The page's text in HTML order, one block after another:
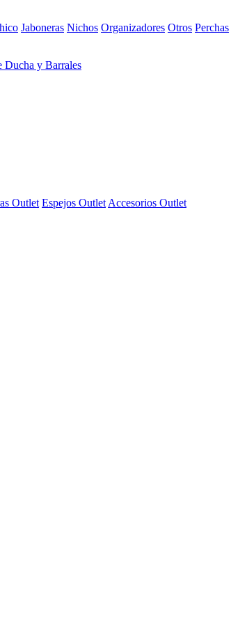
Jaboneras Nichos Organizadores Otros Perchas
Ducha y Barrales
Outlet Espejos Outlet Accesorios Outlet